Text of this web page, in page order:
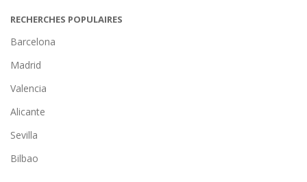
RECHERCHES POPULAIRES
Barcelona
Madrid
Valencia
Alicante
Sevilla
Bilbao